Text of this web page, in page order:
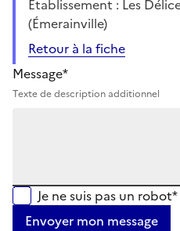
Établissement : Les
(Émerainville)
Retour à la fiche
Message*
Texte de description additionnel
Je ne suis pas un robot*
Envoyer mon message